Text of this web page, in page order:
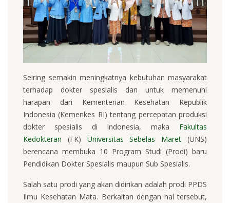
Seiring semakin meningkatnya kebutuhan masyarakat
terhadap dokter spesialis dan untuk memenuhi
harapan dari Kementerian Kesehatan Republik
Indonesia (Kemenkes RI) tentang percepatan produksi
dokter spesialis di Indonesia, maka Fakultas
Kedokteran (FK) Universitas Sebelas Maret (UNS)
berencana membuka 10 Program Studi (Prodi) baru
Pendidikan Dokter Spesialis maupun Sub Spesialis.
Salah satu prodi yang akan didirikan adalah prodi PPDS
Ilmu Kesehatan Mata. Berkaitan dengan hal tersebut,